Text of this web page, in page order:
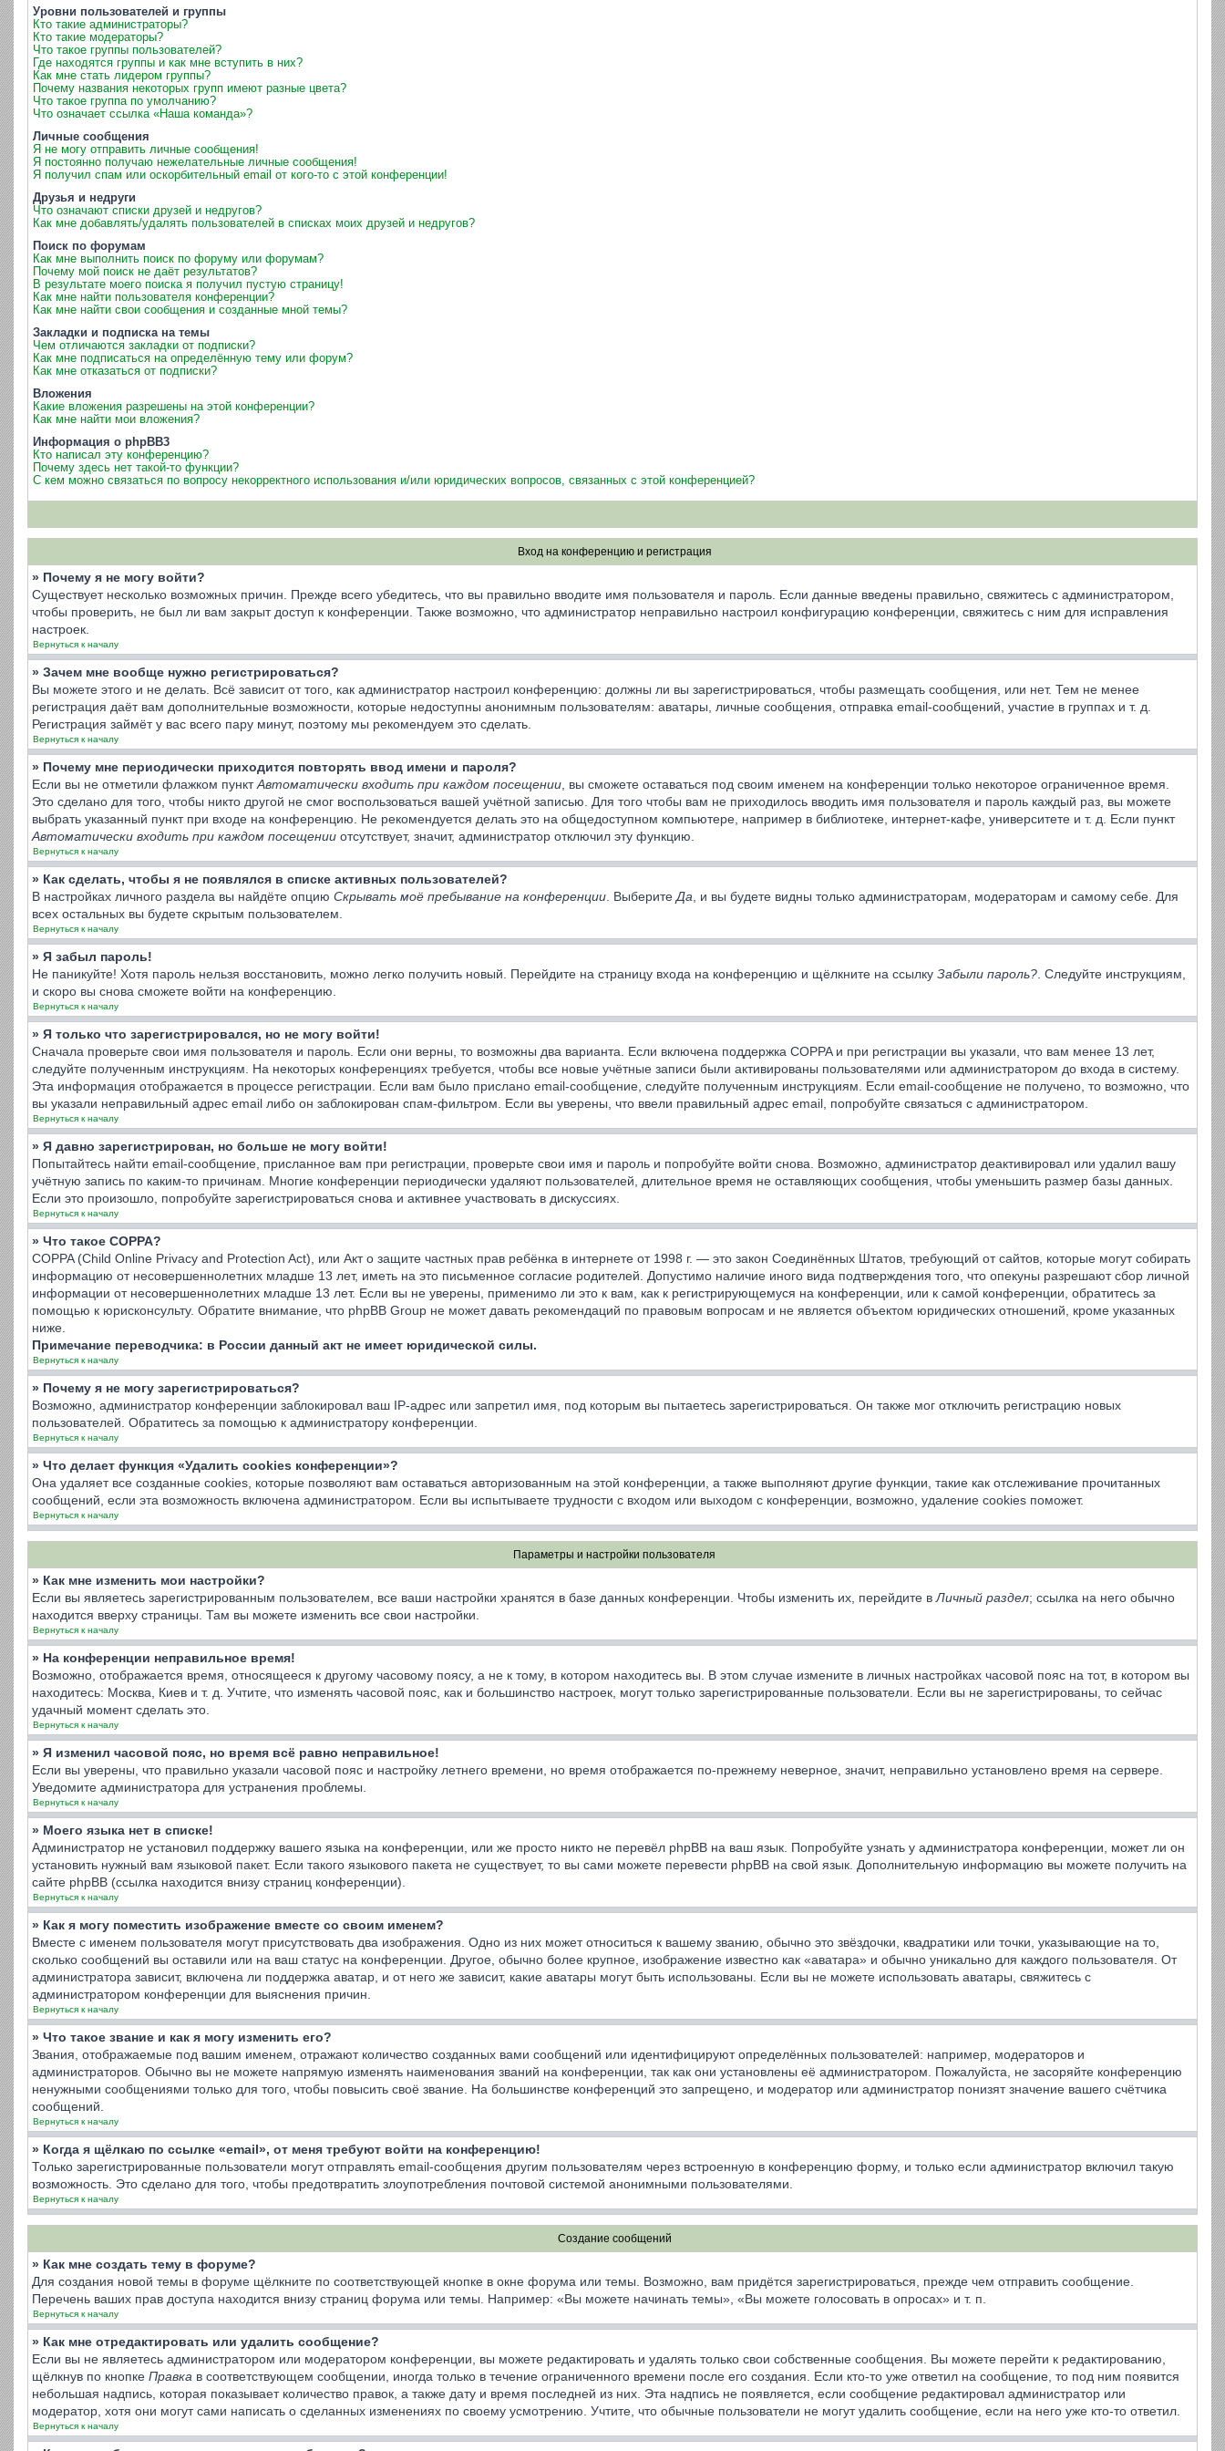
Уровни пользователей и группы
Кто такие администраторы?
Кто такие модераторы?
Что такое группы пользователей?
Где находятся группы и как мне вступить в них?
Как мне стать лидером группы?
Почему названия некоторых групп имеют разные цвета?
Что такое группа по умолчанию?
Что означает ссылка «Наша команда»?
Личные сообщения
Я не могу отправить личные сообщения!
Я постоянно получаю нежелательные личные сообщения!
Я получил спам или оскорбительный email от кого-то с этой конференции!
Друзья и недруги
Что означают списки друзей и недругов?
Как мне добавлять/удалять пользователей в списках моих друзей и недругов?
Поиск по форумам
Как мне выполнить поиск по форуму или форумам?
Почему мой поиск не даёт результатов?
В результате моего поиска я получил пустую страницу!
Как мне найти пользователя конференции?
Как мне найти свои сообщения и созданные мной темы?
Закладки и подписка на темы
Чем отличаются закладки от подписки?
Как мне подписаться на определённую тему или форум?
Как мне отказаться от подписки?
Вложения
Какие вложения разрешены на этой конференции?
Как мне найти мои вложения?
Информация о phpBB3
Кто написал эту конференцию?
Почему здесь нет такой-то функции?
С кем можно связаться по вопросу некорректного использования и/или юридических вопросов, связанных с этой конференцией?
Вход на конференцию и регистрация
» Почему я не могу войти?
Существует несколько возможных причин. Прежде всего убедитесь, что вы правильно вводите имя пользователя и пароль. Если данные введены правильно, свяжитесь с администратором,
чтобы проверить, не был ли вам закрыт доступ к конференции. Также возможно, что администратор неправильно настроил конфигурацию конференции, свяжитесь с ним для исправления
настроек.
Вернуться к началу
» Зачем мне вообще нужно регистрироваться?
Вы можете этого и не делать. Всё зависит от того, как администратор настроил конференцию: должны ли вы зарегистрироваться, чтобы размещать сообщения, или нет. Тем не менее
регистрация даёт вам дополнительные возможности, которые недоступны анонимным пользователям: аватары, личные сообщения, отправка email-сообщений, участие в группах и т. д.
Регистрация займёт у вас всего пару минут, поэтому мы рекомендуем это сделать.
Вернуться к началу
» Почему мне периодически приходится повторять ввод имени и пароля?
Если вы не отметили флажком пунктАвтоматически входить при каждом посещении, вы сможете оставаться под своим именем на конференции только некоторое ограниченное время.
Это сделано для того, чтобы никто другой не смог воспользоваться вашей учётной записью. Для того чтобы вам не приходилось вводить имя пользователя и пароль каждый раз, вы можете
выбрать указанный пункт при входе на конференцию. Не рекомендуется делать это на общедоступном компьютере, например в библиотеке, интернет-кафе, университете и т. д. Если пункт
Автоматически входить при каждом посещении отсутствует, значит, администратор отключил эту функцию.
Вернуться к началу
» Как сделать, чтобы я не появлялся в списке активных пользователей?
В настройках личного раздела вы найдёте опцию Скрывать моё пребывание на конференции. ВыберитеДа, и вы будете видны только администраторам, модераторам и самому себе. Для
всех остальных вы будете скрытым пользователем.
Вернуться к началу
» Я забыл пароль!
Не паникуйте! Хотя пароль нельзя восстановить, можно легко получить новый. Перейдите на страницу входа на конференцию и щёлкните на ссылку Забыли пароль?. Следуйте инструкциям,
и скоро вы снова сможете войти на конференцию.
Вернуться к началу
» Я только что зарегистрировался, но не могу войти!
Сначала проверьте свои имя пользователя и пароль. Если они верны, то возможны два варианта. Если включена поддержка COPPA и при регистрации вы указали, что вам менее 13 лет,
следуйте полученным инструкциям. На некоторых конференциях требуется, чтобы все новые учётные записи были активированы пользователями или администратором до входа в систему.
Эта информация отображается в процессе регистрации. Если вам было прислано email-сообщение, следуйте полученным инструкциям. Если email-сообщение не получено, то возможно, что
вы указали неправильный адрес email либо он заблокирован спам-фильтром. Если вы уверены, что ввели правильный адрес email, попробуйте связаться с администратором.
Вернуться к началу
» Я давно зарегистрирован, но больше не могу войти!
Попытайтесь найти email-сообщение, присланное вам при регистрации, проверьте свои имя и пароль и попробуйте войти снова. Возможно, администратор деактивировал или удалил вашу
учётную запись по каким-то причинам. Многие конференции периодически удаляют пользователей, длительное время не оставляющих сообщения, чтобы уменьшить размер базы данных.
Если это произошло, попробуйте зарегистрироваться снова и активнее участвовать в дискуссиях.
Вернуться к началу
» Что такое COPPA?
COPPA (Child Online Privacy and Protection Act), или Акт о защите частных прав ребёнка в интернете от 1998 г. — это закон Соединённых Штатов, требующий от сайтов, которые могут собирать
информацию от несовершеннолетних младше 13 лет, иметь на это письменное согласие родителей. Допустимо наличие иного вида подтверждения того, что опекуны разрешают сбор личной
информации от несовершеннолетних младше 13 лет. Если вы не уверены, применимо ли это к вам, как к регистрирующемуся на конференции, или к самой конференции, обратитесь за
помощью к юрисконсульту. Обратите внимание, что phpBB Group не может давать рекомендаций по правовым вопросам и не является объектом юридических отношений, кроме указанных
ниже.
Примечание переводчика: в России данный акт не имеет юридической силы.
Вернуться к началу
» Почему я не могу зарегистрироваться?
Возможно, администратор конференции заблокировал ваш IP-адрес или запретил имя, под которым вы пытаетесь зарегистрироваться. Он также мог отключить регистрацию новых
пользователей. Обратитесь за помощью к администратору конференции.
Вернуться к началу
» Что делает функция «Удалить cookies конференции»?
Она удаляет все созданные cookies, которые позволяют вам оставаться авторизованным на этой конференции, а также выполняют другие функции, такие как отслеживание прочитанных
сообщений, если эта возможность включена администратором. Если вы испытываете трудности с входом или выходом с конференции, возможно, удаление cookies поможет.
Вернуться к началу
Параметры и настройки пользователя
» Как мне изменить мои настройки?
Если вы являетесь зарегистрированным пользователем, все ваши настройки хранятся в базе данных конференции. Чтобы изменить их, перейдите вЛичный раздел; ссылка на него обычно
находится вверху страницы. Там вы можете изменить все свои настройки.
Вернуться к началу
» На конференции неправильное время!
Возможно, отображается время, относящееся к другому часовому поясу, а не к тому, в котором находитесь вы. В этом случае измените в личных настройках часовой пояс на тот, в котором вы
находитесь: Москва, Киев и т. д. Учтите, что изменять часовой пояс, как и большинство настроек, могут только зарегистрированные пользователи. Если вы не зарегистрированы, то сейчас
удачный момент сделать это.
Вернуться к началу
» Я изменил часовой пояс, но время всё равно неправильное!
Если вы уверены, что правильно указали часовой пояс и настройку летнего времени, но время отображается по-прежнему неверное, значит, неправильно установлено время на сервере.
Уведомите администратора для устранения проблемы.
Вернуться к началу
» Моего языка нет в списке!
Администратор не установил поддержку вашего языка на конференции, или же просто никто не перевёл phpBB на ваш язык. Попробуйте узнать у администратора конференции, может ли он
установить нужный вам языковой пакет. Если такого языкового пакета не существует, то вы сами можете перевести phpBB на свой язык. Дополнительную информацию вы можете получить на
сайте phpBB (ссылка находится внизу страниц конференции).
Вернуться к началу
» Как я могу поместить изображение вместе со своим именем?
Вместе с именем пользователя могут присутствовать два изображения. Одно из них может относиться к вашему званию, обычно это звёздочки, квадратики или точки, указывающие на то,
сколько сообщений вы оставили или на ваш статус на конференции. Другое, обычно более крупное, изображение известно как «аватара» и обычно уникально для каждого пользователя. От
администратора зависит, включена ли поддержка аватар, и от него же зависит, какие аватары могут быть использованы. Если вы не можете использовать аватары, свяжитесь с
администратором конференции для выяснения причин.
Вернуться к началу
» Что такое звание и как я могу изменить его?
Звания, отображаемые под вашим именем, отражают количество созданных вами сообщений или идентифицируют определённых пользователей: например, модераторов и
администраторов. Обычно вы не можете напрямую изменять наименования званий на конференции, так как они установлены её администратором. Пожалуйста, не засоряйте конференцию
ненужными сообщениями только для того, чтобы повысить своё звание. На большинстве конференций это запрещено, и модератор или администратор понизят значение вашего счётчика
сообщений.
Вернуться к началу
» Когда я щёлкаю по ссылке «email», от меня требуют войти на конференцию!
Только зарегистрированные пользователи могут отправлять email-сообщения другим пользователям через встроенную в конференцию форму, и только если администратор включил такую
возможность. Это сделано для того, чтобы предотвратить злоупотребления почтовой системой анонимными пользователями.
Вернуться к началу
Создание сообщений
» Как мне создать тему в форуме?
Для создания новой темы в форуме щёлкните по соответствующей кнопке в окне форума или темы. Возможно, вам придётся зарегистрироваться, прежде чем отправить сообщение.
Перечень ваших прав доступа находится внизу страниц форума или темы. Например: «Вы можете начинать темы», «Вы можете голосовать в опросах» и т. п.
Вернуться к началу
» Как мне отредактировать или удалить сообщение?
Если вы не являетесь администратором или модератором конференции, вы можете редактировать и удалять только свои собственные сообщения. Вы можете перейти к редактированию,
щёлкнув по кнопке Правка в соответствующем сообщении, иногда только в течение ограниченного времени после его создания. Если кто-то уже ответил на сообщение, то под ним появится
небольшая надпись, которая показывает количество правок, а также дату и время последней из них. Эта надпись не появляется, если сообщение редактировал администратор или
модератор, хотя они могут сами написать о сделанных изменениях по своему усмотрению. Учтите, что обычные пользователи не могут удалить сообщение, если на него уже кто-то ответил.
Вернуться к началу